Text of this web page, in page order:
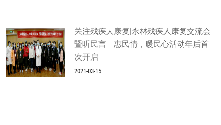
关注残疾人康复|永林残疾人康复交流会
暨听民言，惠民情，暖民心活动年后首
次开启
2021-03-15